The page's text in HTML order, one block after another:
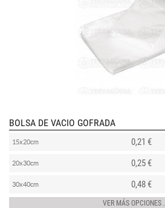
BOLSA DE VACIO GOFRADA
15x20cm 0,21 €
20x30cm 0,25 €
30x40cm 0,48 €
VER MÁS OPCIONES ...